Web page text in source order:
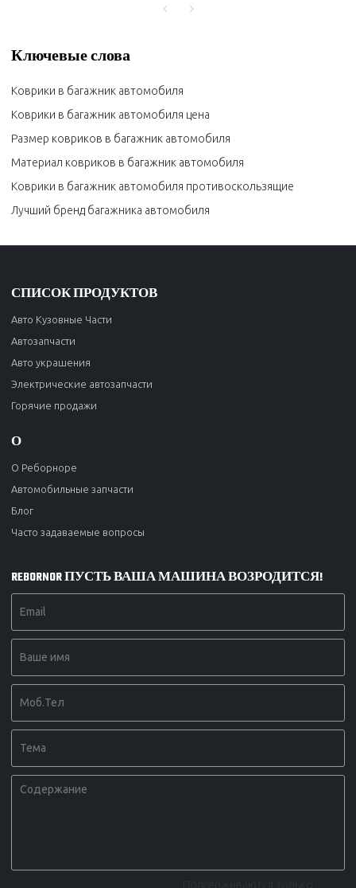
для Changan
солнцезащитный, легко
Ключевые слова
Коврики в багажник автомобиля
Коврики в багажник автомобиля цена
Размер ковриков в багажник автомобиля
Материал ковриков в багажник автомобиля
Коврики в багажник автомобиля противоскользящие
Лучший бренд багажника автомобиля
СПИСОК ПРОДУКТОВ
Авто Кузовные Части
Автозапчасти
Авто украшения
Электрические автозапчасти
Горячие продажи
О
О Реборноре
Автомобильные запчасти
Блог
Часто задаваемые вопросы
REBORNOR ПУСТЬ ВАША МАШИНА ВОЗРОДИТСЯ!